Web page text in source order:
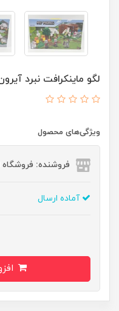
لگو ماینکرافت نبرد آیرون گالم 321
ویژگی‌های محصول
فروشنده:
آماده ارسال